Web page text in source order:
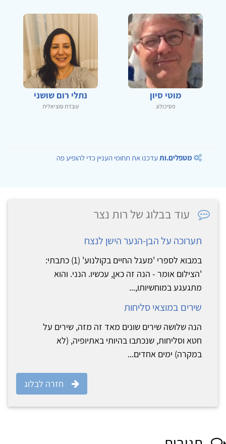
מוטי סיון
פסיכולוג
נתלי רום שושני
עובדת סוציאלית
מטפלים.ותעדכנו את תחומי העניין כדי להופיע פה
עוד בבלוג של רות נצר
תערוכה על הבן-הנער הישן לנצח
במבוא לספרי 'מעגל החיים בקולנוע' (1) כתבתי:
'הצילום אומר - הנה זה כאן, עכשיו. הנני. והוא
מתגעגע במוחשיותו,...
שירים במוצאי סליחות
הנה שלושה שירים שונים מאד זה מזה, שירים על
חטא וסליחות, שנכתבו בהיותי באתיופיה, (לא
במקרה) ימים אחדים...
חזרה לבלוג